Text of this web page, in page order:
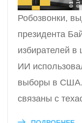
Робозвонки,
президента
избирателей в
ИИ
выборы в США.
связаны с